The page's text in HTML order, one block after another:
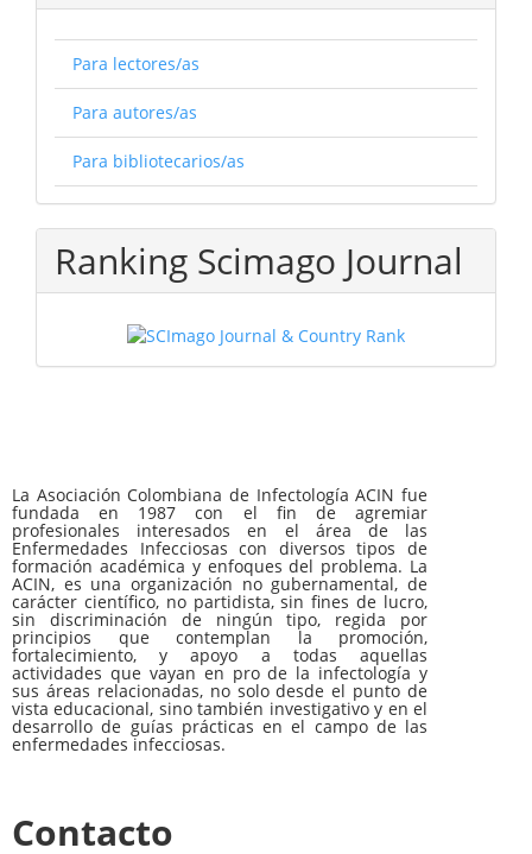
Para lectores/as
Para autores/as
Para bibliotecarios/as
Ranking Scimago Journal
La Asociación Colombiana de Infectología ACIN fue
fundada en 1987 con el fin de agremiar
profesionales interesados en el área de las
Enfermedades Infecciosas con diversos tipos de
formación académica y enfoques del problema. La
ACIN, es una organización no gubernamental, de
carácter científico, no partidista, sin fines de lucro,
sin discriminación de ningún tipo, regida por
principios que contemplan la promoción,
fortalecimiento, y apoyo a todas aquellas
actividades que vayan en pro de la infectología y
sus áreas relacionadas, no solo desde el punto de
vista educacional, sino también investigativo y en el
desarrollo de guías prácticas en el campo de las
enfermedades infecciosas.
Contacto